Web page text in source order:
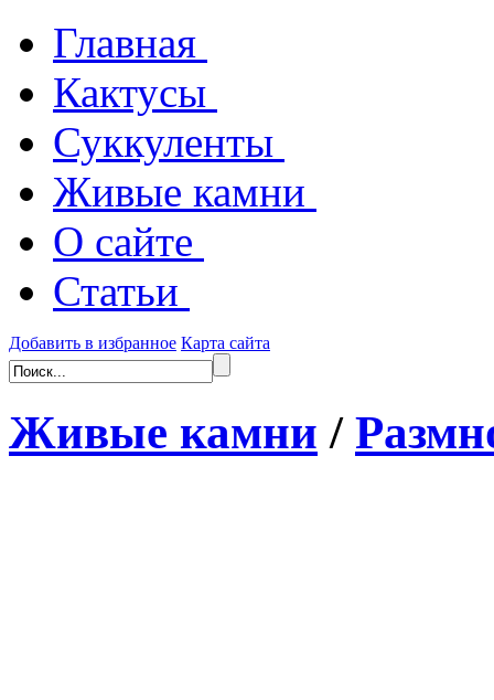
Главная
Кактусы
Суккуленты
Живые камни
О сайте
Статьи
Добавить в избранное Карта сайта
Живые камни /